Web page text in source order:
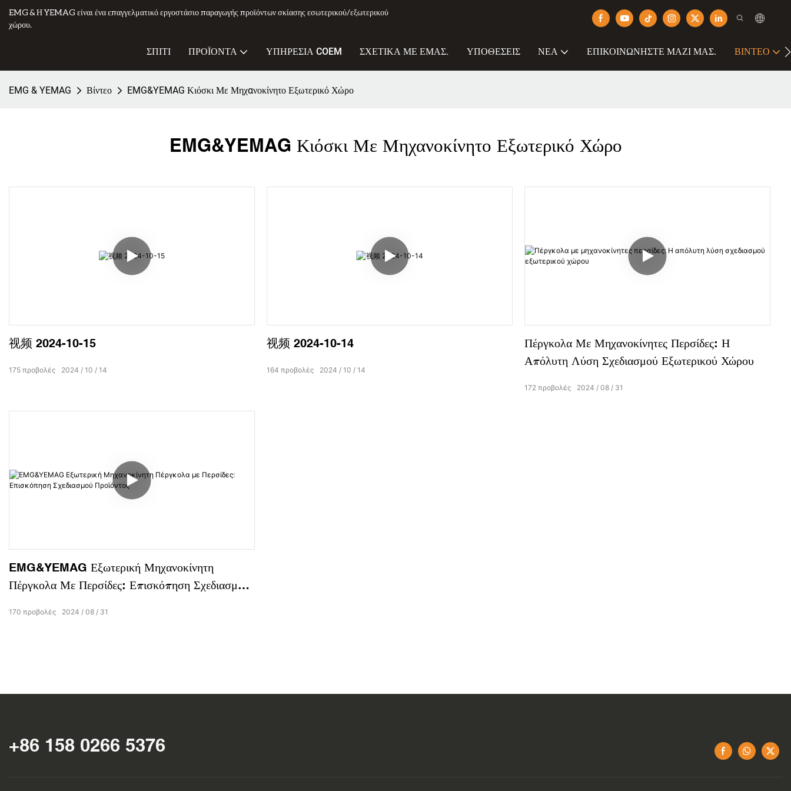
EMG & Η YEMAG είναι ένα επαγγελματικό εργοστάσιο παραγωγής προϊόντων σκίασης εσωτερικού/εξωτερικού
χώρου.
ΣΠΊΤΙ ΠΡΟΪΌΝΤΑ ΥΠΗΡΕΣΊΑ COEM ΣΧΕΤΙΚΆ ΜΕ ΕΜΆΣ. ΥΠΟΘΈΣΕΙΣ ΝΈΑ ΕΠΙΚΟΙΝΩΝΉΣΤΕ ΜΑΖΊ ΜΑΣ. ΒΊΝΤΕΟ
EMG & YEMAG Βίντεο EMG&YEMAG Κιόσκι Με Μηχανοκίνητο Εξωτερικό Χώρο
EMG&YEMAG Κιόσκι Με Μηχανοκίνητο Εξωτερικό Χώρο
视频 2024-10-15
2024 10 14
175 προβολές
视频 2024-10-14
2024 10 14
164 προβολές
Πέργκολα Με Μηχανοκίνητες Περσίδες: Η
Απόλυτη Λύση Σχεδιασμού Εξωτερικού Χώρου
2024 08 31
172 προβολές
EMG&YEMAG Εξωτερική Μηχανοκίνητη
Πέργκολα Με Περσίδες: Επισκόπηση Σχεδιασμού
2024 08 31
170 προβολές
+86 158 0266 5376